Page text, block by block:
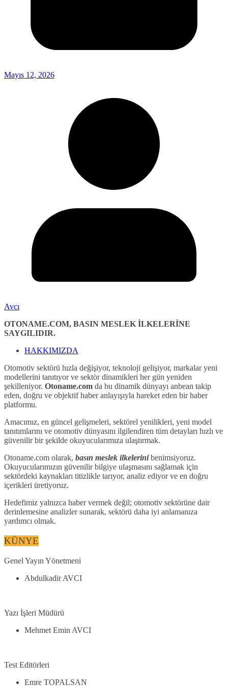
Mayıs 12, 2026
Avcı
OTONAME.COM, BASIN MESLEK İLKELERİNE
SAYGILIDIR.
HAKKIMIZDA
Otomotiv sektörü hızla değişiyor, teknoloji gelişiyor, markalar yeni
modellerini tanıtıyor ve sektör dinamikleri her gün yeniden
şekilleniyor. Otoname.com da bu dinamik dünyayı anbean takip
eden, doğru ve objektif haber anlayışıyla hareket eden bir haber
platformu.
Amacımız, en güncel gelişmeleri, sektörel yenilikleri, yeni model
tanıtımlarını ve otomotiv dünyasını ilgilendiren tüm detayları hızlı ve
güvenilir bir şekilde okuyucularımıza ulaştırmak.
Otoname.com olarak, basın meslek ilkelerinibenimsiyoruz.
Okuyucularımızın güvenilir bilgiye ulaşmasını sağlamak için
sektördeki kaynakları titizlikle tarıyor, analiz ediyor ve en doğru
içerikleri üretiyoruz.
Hedefimiz yalnızca haber vermek değil; otomotiv sektörüne dair
derinlemesine analizler sunarak, sektörü daha iyi anlamanıza
yardımcı olmak.
KÜNYE
Genel Yayın Yönetmeni
Abdulkadir AVCI
Yazı İşleri Müdürü
Mehmet Emin AVCI
Test Editörleri
Emre TOPALSAN